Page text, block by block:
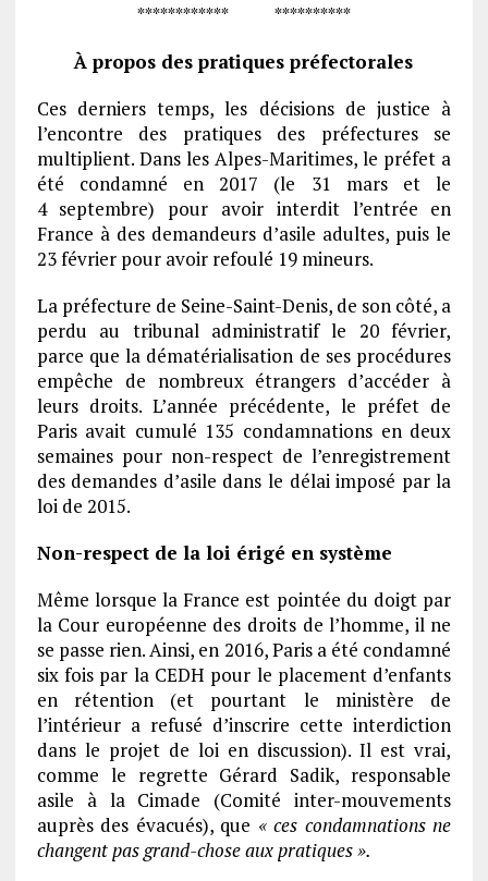
************ **********
À propos des pratiques préfectorales
Ces derniers temps, les décisions de justice à
l’encontre des pratiques des préfectures se
multiplient. Dans les Alpes-Maritimes, le préfet a
été condamné en 2017 (le 31 mars et le
4 septembre) pour avoir interdit l’entrée en
France à des demandeurs d’asile adultes, puis le
23 février pour avoir refoulé 19 mineurs.
La préfecture de Seine-Saint-Denis, de son côté, a
perdu au tribunal administratif le 20 février,
parce que la dématérialisation de ses procédures
empêche de nombreux étrangers d’accéder à
leurs droits. L’année précédente, le préfet de
Paris avait cumulé 135 condamnations en deux
semaines pour non-respect de l’enregistrement
des demandes d’asile dans le délai imposé par la
loi de 2015.
Non-respect de la loi érigé en système
Même lorsque la France est pointée du doigt par
la Cour européenne des droits de l’homme, il ne
se passe rien. Ainsi, en 2016, Paris a été condamné
six fois par la CEDH pour le placement d’enfants
en rétention (et pourtant le ministère de
l’intérieur a refusé d’inscrire cette interdiction
dans le projet de loi en discussion). Il est vrai,
comme le regrette Gérard Sadik, responsable
asile à la Cimade (Comité inter-mouvements
auprès des évacués), que « ces condamnations ne
changent pas grand-chose aux pratiques ».